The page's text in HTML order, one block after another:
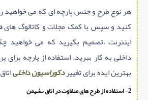
هر نوع طرح و جنس پارچه ای که می خواهید
کنید و سپس با کمک مجلات و کاتالوگ های
اینترنت ،تصمیم بگیرید که می خواهید
داخلی به کار ببرید. استفاده از پارچه برای
بهترین ایده برای تغییردکوراسیون داخلی
2- استفاده از طرح های متفاوت در اتاق نشیمن